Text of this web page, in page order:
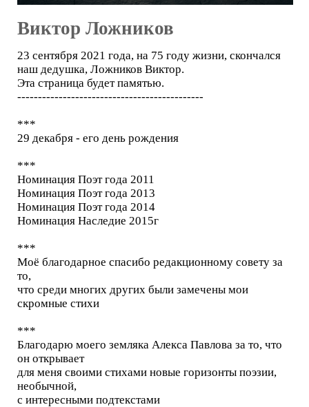
Виктор Ложников
23 сентября 2021 года, на 75 году жизни, скончался
наш дедушка, Ложников Виктор.
Эта страница будет памятью.
---------------------------------------------
***
29 декабря - его день рождения
***
Номинация Поэт года 2011
Номинация Поэт года 2013
Номинация Поэт года 2014
Номинация Наследие 2015г
***
Моё благодарное спасибо редакционному совету за
то,
что среди многих других были замечены мои
скромные стихи
***
Благодарю моего земляка Алекса Павлова за то, что
он открывает
для меня своими стихами новые горизонты поэзии,
необычной,
с интересными подтекстами